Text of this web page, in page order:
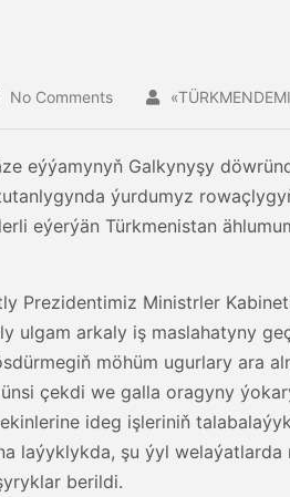
No Comments
eýýamynyň Galkynyşy
ýurdumyz
eýerýän Türkmenistan
Prezidentimiz Ministrler
ulgam arkaly iş maslahatyny
möhüm ugurlary ara
çekdi we galla oragyny
ideg işleriniň
laýyklykda, şu ýyl
berildi.